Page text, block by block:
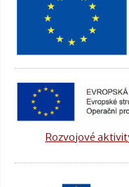
Rozvojové